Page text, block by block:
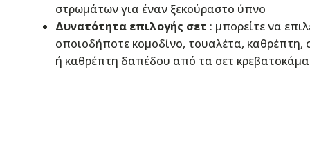
στρωμάτων για έναν ξεκούραστο ύπνο
Δυνατότητα επιλογής σετ : μπορείτε να
οποιοδήποτε κομοδίνο, τουαλέτα, καθρέπτη,
ή καθρέπτη δαπέδου από τα σετ